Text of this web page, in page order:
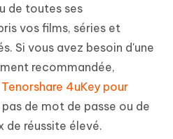
de toutes ses
vos films, séries et
Si vous avez besoin d'une
recommandée,
Tenorshare 4uKey pour
de mot de passe ou de
de réussite élevé.